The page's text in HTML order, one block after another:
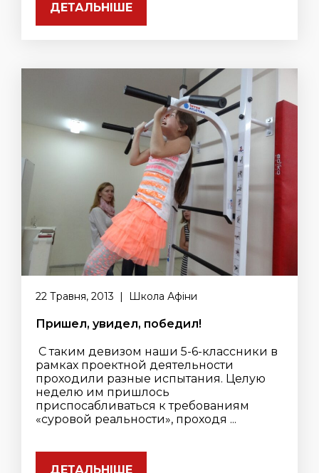
ДЕТАЛЬНІШЕ
22 Травня, 2013 | Школа Афіни
Пришел, увидел, победил!
С таким девизом наши 5-6-классники в
рамках проектной деятельности
проходили разные испытания. Целую
неделю им пришлось
приспосабливаться к требованиям
«суровой реальности», проходя ...
ДЕТАЛЬНІШЕ